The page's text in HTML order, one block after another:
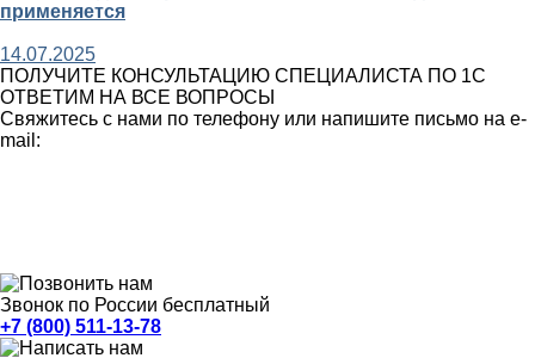
применяется
14.07.2025
ПОЛУЧИТЕ КОНСУЛЬТАЦИЮ СПЕЦИАЛИСТА ПО 1С
ОТВЕТИМ НА ВСЕ ВОПРОСЫ
Свяжитесь с нами по телефону или напишите письмо на e-
mail:
Звонок по России бесплатный
+7 (800) 511-13-78